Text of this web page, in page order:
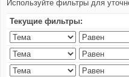
Используйте фильтры для
Текущие фильтры: